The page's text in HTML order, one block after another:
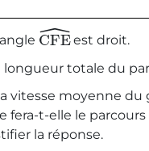
CFE
ˆest droit.
totale du
vitesse moyenne du
fera-t-elle le
la réponse.